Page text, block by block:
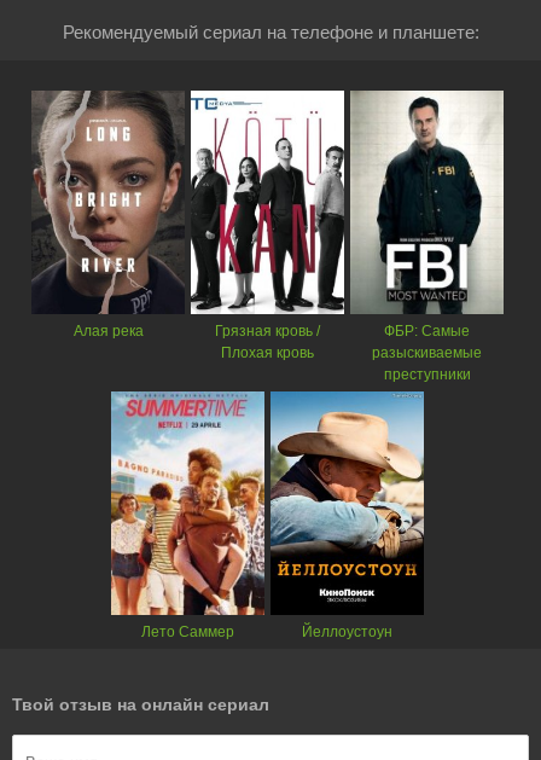
Рекомендуемый сериал на телефоне и планшете:
Алая река
Грязная кровь /
Плохая кровь
ФБР: Самые
разыскиваемые
преступники
Лето Саммер Йеллоустоун
Твой отзыв на онлайн сериал